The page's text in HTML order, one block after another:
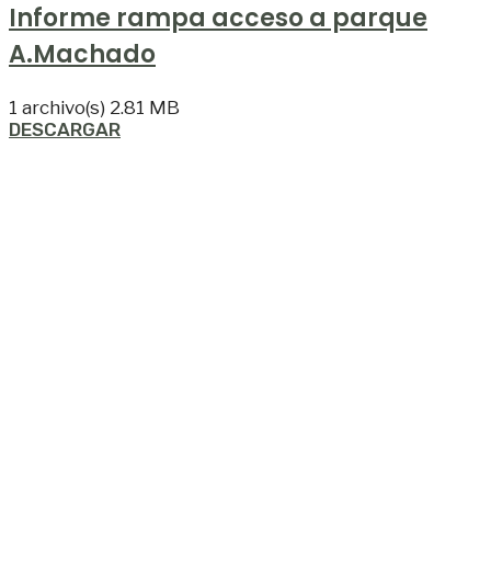
Informe rampa acceso a parque
A.Machado
1 archivo(s) 2.81 MB
DESCARGAR